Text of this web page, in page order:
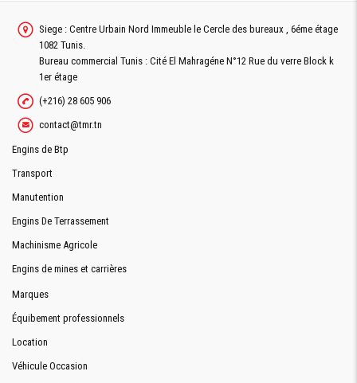
Siege : Centre Urbain Nord Immeuble le Cercle des bureaux , 6éme étage
1082 Tunis.
Bureau commercial Tunis : Cité El Mahragéne N°12 Rue du verre Block k
1er étage
(+216) 28 605 906
contact@tmr.tn
Engins de Btp
Transport
Manutention
Engins De Terrassement
Machinisme Agricole
Engins de mines et carrières
Marques
Équibement professionnels
Location
Véhicule Occasion